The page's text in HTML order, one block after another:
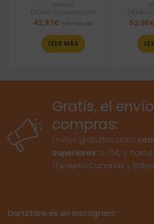
Dianas
Dianas Convencional
42,87€ Iva incluido
LEER MÁS
Dianas
52,96
Gratis, el
compras:
Envíos gratuitos para
superiores a 75€ y hasta
(Excepto Canarias y
DartStore.es en Instagram: